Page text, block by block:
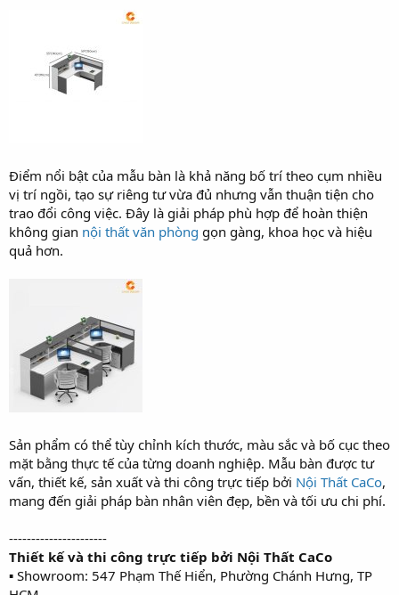
Điểm nổi bật của mẫu bàn là khả năng bố trí theo cụm nhiều
vị trí ngồi, tạo sự riêng tư vừa đủ nhưng vẫn thuận tiện cho
trao đổi công việc. Đây là giải pháp phù hợp để hoàn thiện
không gian nội thất văn phòng gọn gàng, khoa học và hiệu
quả hơn.
Sản phẩm có thể tùy chỉnh kích thước, màu sắc và bố cục theo
mặt bằng thực tế của từng doanh nghiệp. Mẫu bàn được tư
vấn, thiết kế, sản xuất và thi công trực tiếp bởi Nội Thất CaCo,
mang đến giải pháp bàn nhân viên đẹp, bền và tối ưu chi phí.
----------------------
Thiết kế và thi công trực tiếp bởi Nội Thất CaCo
▪ Showroom: 547 Phạm Thế Hiển, Phường Chánh Hưng, TP